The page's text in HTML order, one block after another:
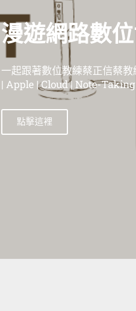
起跟著數位教練蔡正信蔡教
| 蘋果教學 |